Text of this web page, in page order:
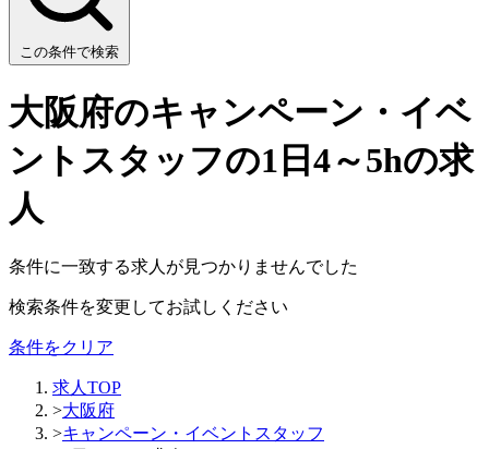
この条件で検索
大阪府のキャンペーン・イベ
ントスタッフの1日4～5hの求
人
条件に一致する求人が見つかりませんでした
検索条件を変更してお試しください
条件をクリア
求人TOP
>大阪府
>キャンペーン・イベントスタッフ